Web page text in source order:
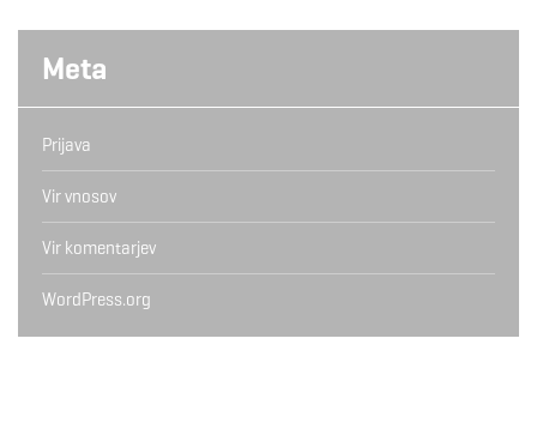
Meta
Prijava
Vir vnosov
Vir komentarjev
WordPress.org